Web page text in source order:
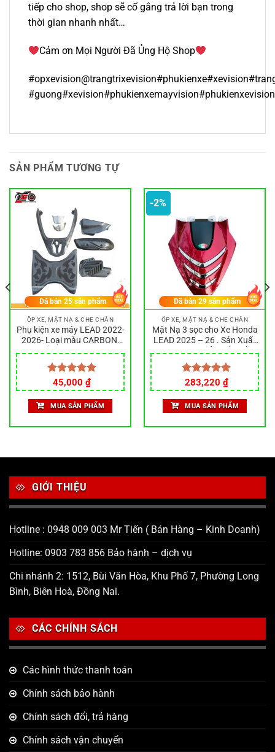
tiếp cho shop, shop sẽ cố gắng trả lời bạn trong
thời gian nhanh nhất…
Cảm ơn Mọi Người Đã Ủng Hộ Shop
SẢN PHẨM TƯƠNG TỰ
ỐP XE, MẶT NẠ & CHE CHẮN
Phụ kiện xe máy LEAD 2022-
2026- Loại màu CARBON-
bền đẹp
Được xếp
hạng5.00
5 sao
45,000 ₫
Đã bán 25sản phẩm
MUA SẢN PHẨM
-2%
ỐP XE, MẶT NẠ & CHE CHẮN
Mặt Nạ 3 sọc cho Xe Honda
LEAD 2025 – 26 . Sản Xuất
Nhựa ABS chống trầy, lắp
như zin
Được xếp
hạng5.00
5 sao
Giá
gốc
là:
289,000 ₫.
283,220 ₫Giá
hiện
tại
là:
283,220 ₫.
Đã bán 29sản phẩm
MUA SẢN PHẨM
GIỚI THIỆU
Hotline : 0948 009 003 Mr Tiến ( Bán Hàng – Kinh Doanh)
Hotline: 0903 783 856 Bảo hành – dịch vụ
Chi nhánh 2: 1512, Bùi Văn Hòa, Khu Phố 7, Phường Long
Bình, Biên Hoà, Đồng Nai.
CÁC CHÍNH SÁCH
Các hình thức thanh toán
Chính sách bảo hành
Chính sách đổi, trả hàng
Chính sách vận chuyển